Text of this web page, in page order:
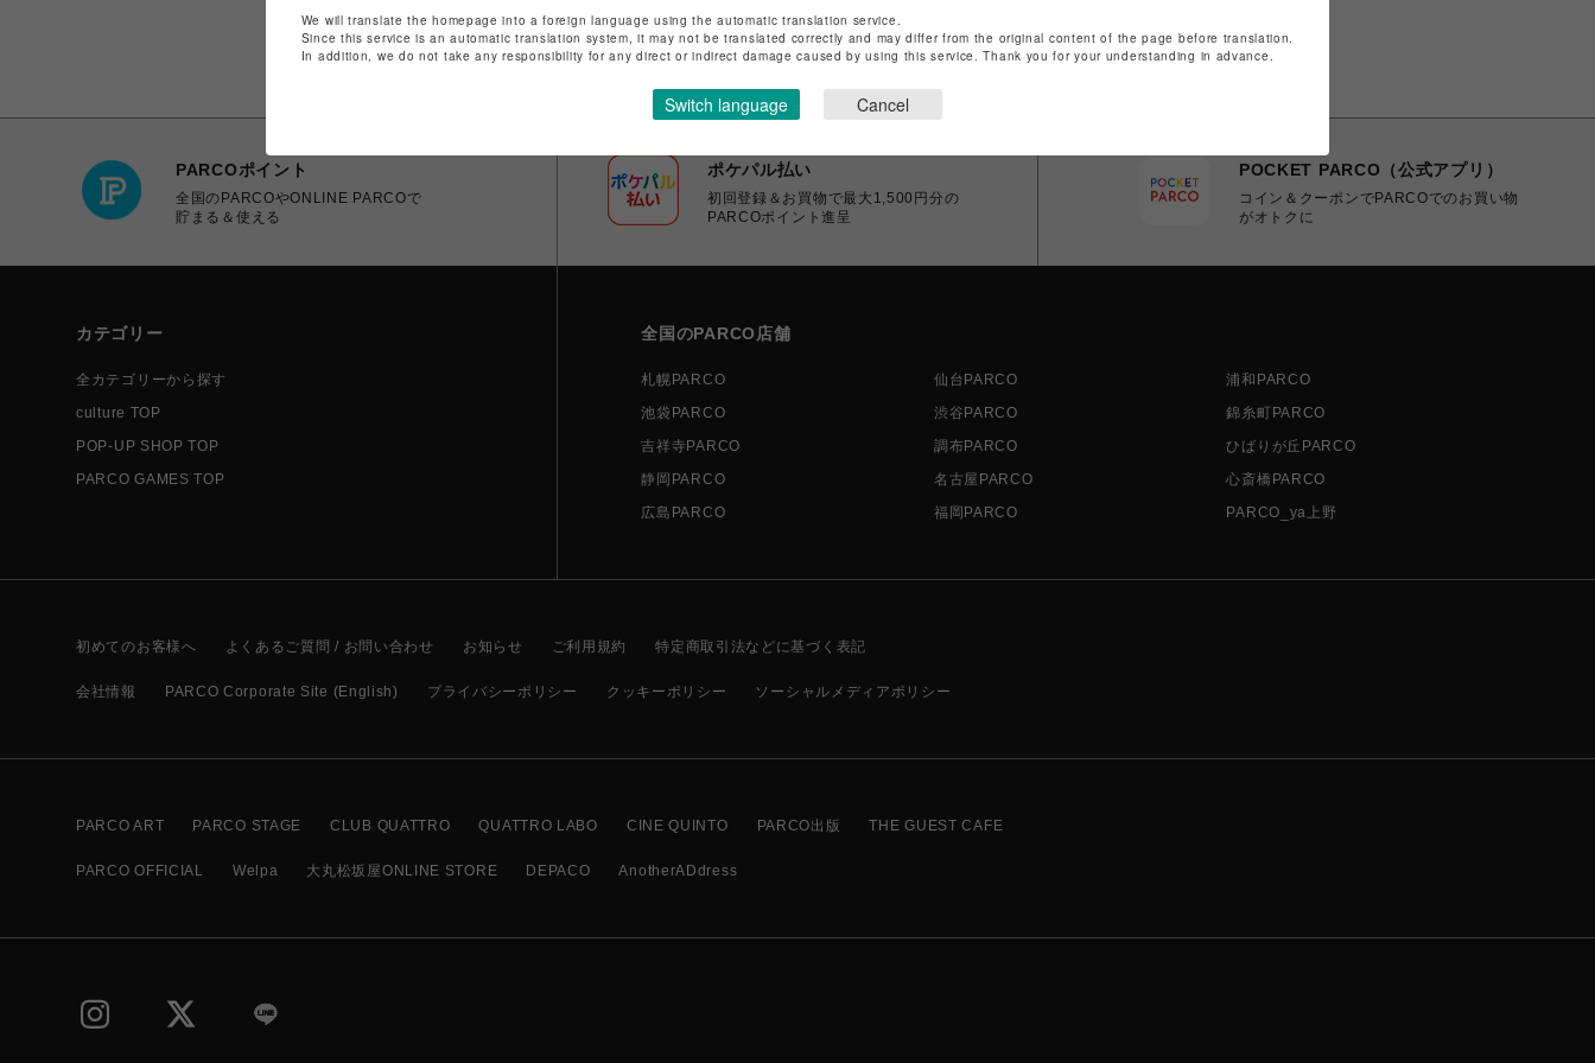
PARCOポイント
全国のPARCOやONLINE PARCOで
貯まる＆使える
ポケパル払い
初回登録＆お買物で最大1,500円分の
PARCOポイント進呈
POCKET PARCO（公式アプリ）
コイン＆クーポンでPARCOでのお買い物
がオトクに
カテゴリー
全カテゴリーから探す
culture TOP
POP-UP SHOP TOP
PARCO GAMES TOP
全国のPARCO店舗
札幌PARCO 仙台PARCO
浦和PARCO
池袋PARCO
渋谷PARCO
錦糸町PARCO
吉祥寺PARCO
調布PARCO
ひばりが丘PARCO
静岡PARCO
名古屋PARCO
心斎橋PARCO
広島PARCO
福岡PARCO PARCO_ya上野
初めてのお客様へ よくあるご質問 / お問い合わせ お知らせ ご利用規約 特定商取引法などに基づく表記
会社情報 PARCO Corporate Site (English) プライバシーポリシー クッキーポリシー ソーシャルメディアポリシー
PARCO ART PARCO STAGE CLUB QUATTRO QUATTRO LABO CINE QUINTO PARCO出版 THE GUEST CAFE
PARCO OFFICIAL Welpa 大丸松坂屋ONLINE STORE DEPACO AnotherADdress
We will translate the homepage into a foreign language using the automatic translation service.
Since this service is an automatic translation system, it may not be translated correctly and may differ from the original content of the page before translation.
In addition, we do not take any responsibility for any direct or indirect damage caused by using this service. Thank you for your understanding in advance.
Switch language Cancel